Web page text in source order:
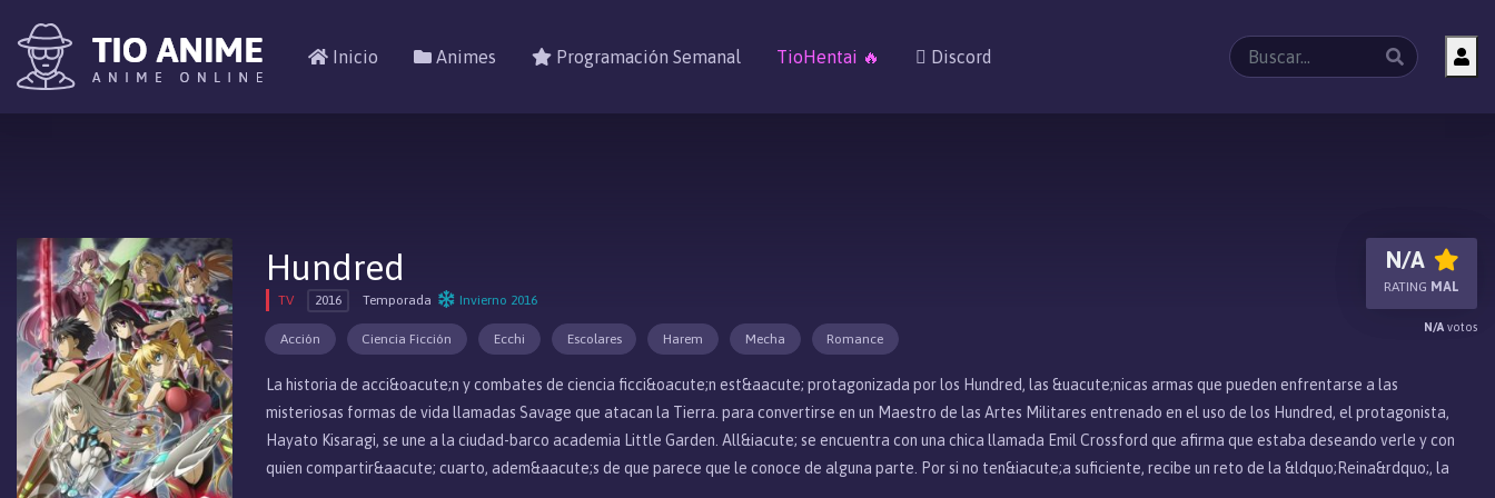
Inicio Animes Programación Semanal TioHentai 🔥 Discord
Hundred
TV 2016 Temporada Invierno 2016
Acción Ciencia Ficción Ecchi Escolares Harem Mecha Romance
La historia de acci&oacute;n y combates de ciencia ficci&oacute;n est&aacute; protagonizada por los Hundred, las &uacute;nicas armas que pueden enfrentarse a las
misteriosas formas de vida llamadas Savage que atacan la Tierra. para convertirse en un Maestro de las Artes Militares entrenado en el uso de los Hundred, el protagonista,
Hayato Kisaragi, se une a la ciudad-barco academia Little Garden. All&iacute; se encuentra con una chica llamada Emil Crossford que afirma que estaba deseando verle y con
quien compartir&aacute; cuarto, adem&aacute;s de que parece que le conoce de alguna parte. Por si no ten&iacute;a suficiente, recibe un reto de la &ldquo;Reina&rdquo;, la
N/A
RATING MAL
N/A votos